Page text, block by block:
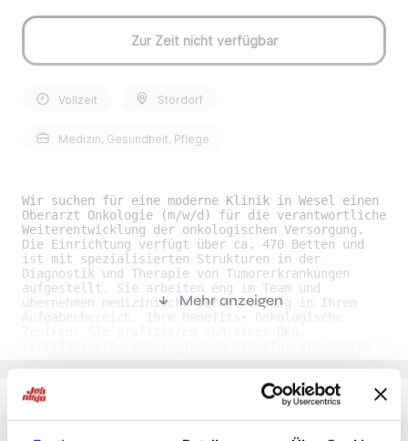
Zur Zeit nicht verfügbar
Vollzeit Stördorf
Medizin, Gesundheit, Pflege
Wir suchen für eine moderne Klinik in Wesel einen
Oberarzt Onkologie (m/w/d) für die verantwortliche
Weiterentwicklung der onkologischen Versorgung.
Die Einrichtung verfügt über ca. 470 Betten und
ist mit spezialisierten Strukturen in der
Diagnostik und Therapie von Tumorerkrankungen
aufgestellt. Sie arbeiten eng im Team und
übernehmen medizinische Verantwortung in Ihrem
onkologischen Praxen und stärken so die
sektorenübergreifende Versorgung. • Team und
Atmosphäre: Sie finden ein fachlich breit
aufgestelltes Team mit engagierter Arbeitskultur
Mehr anzeigen